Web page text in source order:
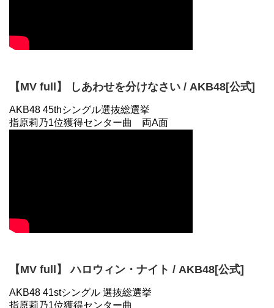
【MV full】 しあわせを分けなさい / AKB48[公式]
AKB48 45thシングル選抜総選挙
指原莉乃1位獲得センター曲 両A面
【MV full】 ハロウィン・ナイト / AKB48[公式]
AKB48 41stシングル 選抜総選挙
指原莉乃1位獲得センター曲